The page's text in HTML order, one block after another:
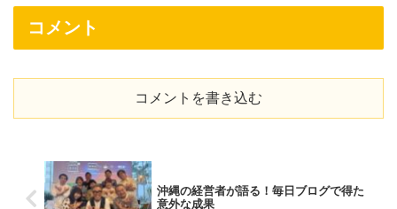
コメント
コメントを書き込む
沖縄の経営者が語る！毎日ブログで得た
意外な成果